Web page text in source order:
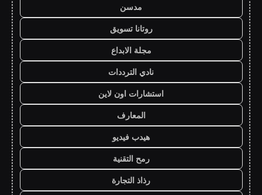
مدسن
روتانا تسويق
مجلة الابداع
نادي الترددات
استشارات اون لاين
المعارف
هيدب فيديو
رمح التقنية
رذاذ التجارة